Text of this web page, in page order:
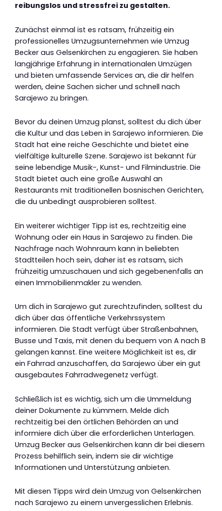
reibungslos und stressfrei zu gestalten.
Zunächst einmal ist es ratsam, frühzeitig ein
professionelles Umzugsunternehmen wie Umzug
Becker aus Gelsenkirchen zu engagieren. Sie haben
langjährige Erfahrung in internationalen Umzügen
und bieten umfassende Services an, die dir helfen
werden, deine Sachen sicher und schnell nach
Sarajewo zu bringen.
Bevor du deinen Umzug planst, solltest du dich über
die Kultur und das Leben in Sarajewo informieren. Die
Stadt hat eine reiche Geschichte und bietet eine
vielfältige kulturelle Szene. Sarajewo ist bekannt für
seine lebendige Musik-, Kunst- und Filmindustrie. Die
Stadt bietet auch eine große Auswahl an
Restaurants mit traditionellen bosnischen Gerichten,
die du unbedingt ausprobieren solltest.
Ein weiterer wichtiger Tipp ist es, rechtzeitig eine
Wohnung oder ein Haus in Sarajewo zu finden. Die
Nachfrage nach Wohnraum kann in beliebten
Stadtteilen hoch sein, daher ist es ratsam, sich
frühzeitig umzuschauen und sich gegebenenfalls an
einen Immobilienmakler zu wenden.
Um dich in Sarajewo gut zurechtzufinden, solltest du
dich über das öffentliche Verkehrssystem
informieren. Die Stadt verfügt über Straßenbahnen,
Busse und Taxis, mit denen du bequem von A nach B
gelangen kannst. Eine weitere Möglichkeit ist es, dir
ein Fahrrad anzuschaffen, da Sarajewo über ein gut
ausgebautes Fahrradwegenetz verfügt.
Schließlich ist es wichtig, sich um die Ummeldung
deiner Dokumente zu kümmern. Melde dich
rechtzeitig bei den örtlichen Behörden an und
informiere dich über die erforderlichen Unterlagen.
Umzug Becker aus Gelsenkirchen kann dir bei diesem
Prozess behilflich sein, indem sie dir wichtige
Informationen und Unterstützung anbieten.
Mit diesen Tipps wird dein Umzug von Gelsenkirchen
nach Sarajewo zu einem unvergesslichen Erlebnis.